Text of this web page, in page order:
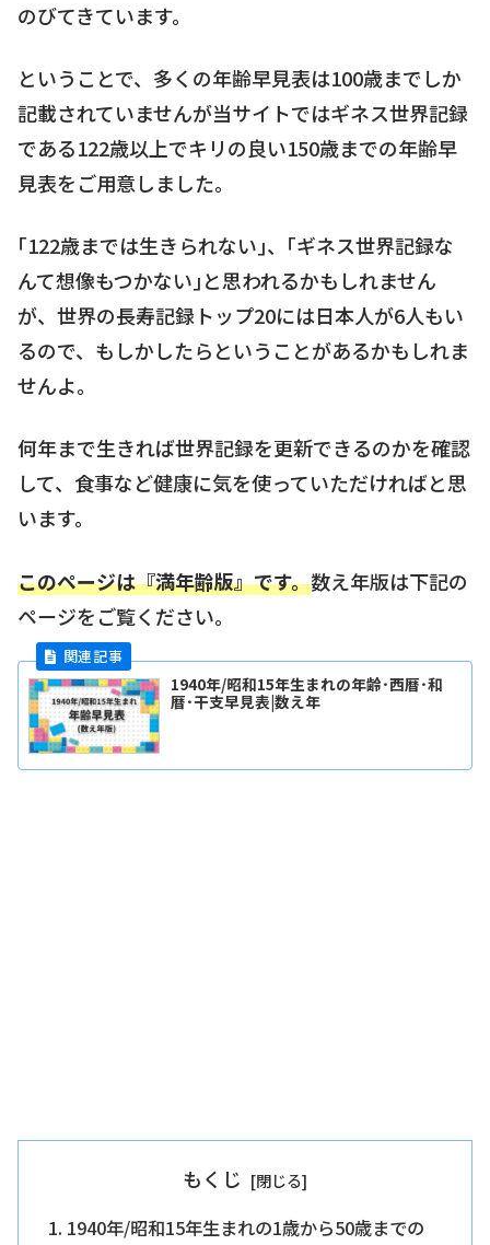
のびてきています。
ということで、多くの年齢早見表は100歳までしか
記載されていませんが当サイトではギネス世界記録
である122歳以上でキリの良い150歳までの年齢早
見表をご用意しました。
｢122歳までは生きられない｣、｢ギネス世界記録な
んて想像もつかない｣と思われるかもしれません
が、世界の長寿記録トップ20には日本人が6人もい
るので、もしかしたらということがあるかもしれま
せんよ。
何年まで生きれば世界記録を更新できるのかを確認
して、食事など健康に気を使っていただければと思
います。
このページは『満年齢版』です。数え年版は下記の
ページをご覧ください。
1940年/昭和15年生まれの年齢･西暦･和
暦･干支早見表|数え年
もくじ
1940年/昭和15年生まれの1歳から50歳までの